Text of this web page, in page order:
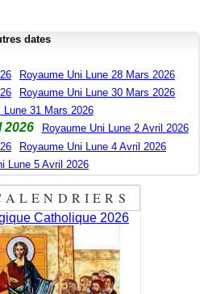
dates
Royaume Uni Lune 28 Mars 2026
Royaume Uni Lune 30 Mars 2026
Lune 31 Mars 2026
2026
Royaume Uni Lune 2 Avril 2026
Royaume Uni Lune 4 Avril 2026
Lune 5 Avril 2026
Catholique 2026